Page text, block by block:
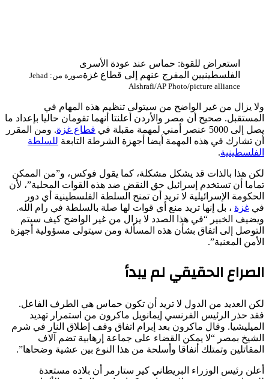
استعراض للقوة: حماس عند عودة الأسرى
الفلسطينيين المفرج عنهم إلى قطاع غزة
صورة من: Jehad
Alshrafi/AP Photo/picture alliance
ولا يزال من غير الواضح من سيتولى تنظيم هذه المهام في
المستقبل. صحيح أن مصر والأردن أعلنتا أنهما تقومان حاليا بإعداد ما
يصل إلى 5000 عنصر أمني لمهمة مقبلة في
قطاع غزة. ومن المقرر
أن تشارك في هذه المهمة أيضا أجهزة الشرطة التابعة للسلطة
الفلسطينية.
لكن هذا بالذات قد يشكل مشكلة، كما يقول فوكس، و”من الممكن
تماما أن تستخدم إسرائيل حق النقض ضد هذه القوات المحلية”، لأن
الحكومة الإسرائيلية لا تريد أن تمنح السلطة الفلسطينية أي دور
في غزة ، بل إنها تريد منع أي قوات لها صلة بالسلطة في رام الله.
ويضيف الخبير “في هذا الصدد لا يزال من غير الواضح كيف سيتم
التوصل إلى اتفاق بشأن هذه المسألة ومن سيتولى مسؤولية أجهزة
الأمن المعنية”.
الصراع الحقيقي لم يبدأ
لكن العديد من الدول لا تريد أن تكون حماس هي الطرف الفاعل.
فقد حذر الرئيس الفرنسي إيمانويل ماكرون من استمرار تهديد
الميليشيا. وقال ماكرون بعد إبرام اتفاق وقف إطلاق النار في شرم
الشيخ بمصر “لا يمكن القضاء على جماعة إرهابية تضم آلاف
المقاتلين وتمتلك أنفاقا وأسلحة من هذا النوع بين عشية وضحاها”.
أعلن رئيس الوزراء البريطاني كير ستارمر أن بلاده مستعدة